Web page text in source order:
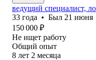
ведущий специалист,
33 года • Был 21 июня
150 000 ₽
Не ищет работу
Общий опыт
8 лет 2 месяца